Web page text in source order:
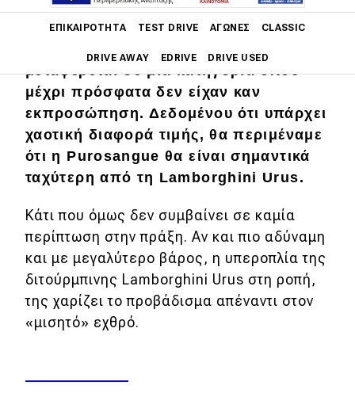
ΕΠΙΚΑΙΡΌΤΗΤΑ TEST DRIVE ΑΓΏΝΕΣ CLASSIC
DRIVE AWAY EDRIVE DRIVE USED
Main navigation
Επικαιρότητα
Νέα μοντέλα
Πρωτότυπα
Ελλάδα
Κόσμος
Τεχνολογία
Ασφάλεια
Αγορά
Ιταλικός εμφύλιος στα υπερ-SUV. Η
μεταφέρεται σε μια κατηγορία όπου
μέχρι πρόσφατα δεν είχαν καν
εκπροσώπηση. Δεδομένου ότι υπάρχει
χαοτική διαφορά τιμής, θα περιμέναμε
ότι η Purosangue θα είναι σημαντικά
ταχύτερη από τη Lamborghini Urus.
Κάτι που όμως δεν συμβαίνει σε καμία
περίπτωση στην πράξη. Αν και πιο αδύναμη
και με μεγαλύτερο βάρος, η υπεροπλία της
διτούρμπινης Lamborghini Urus στη ροπή,
της χαρίζει το προβάδισμα απέναντι στον
«μισητό» εχθρό.